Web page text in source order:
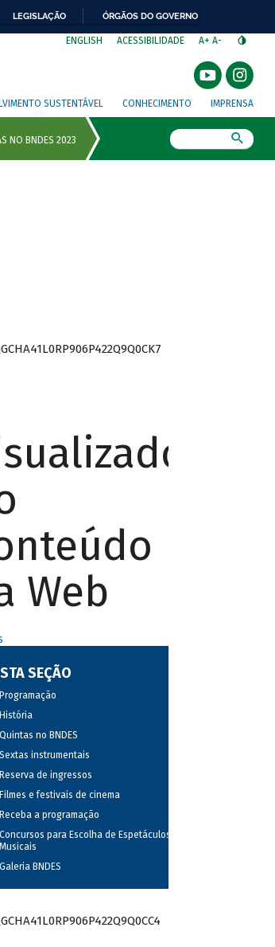
LEGISLAÇÃO ÓRGÃOS DO GOVERNO
ENGLISH ACESSIBILIDADE A+ A-
SUSTENTÁVEL CONHECIMENTO IMPRENSA
Web
SEÇÃO
Programação
História
Quintas no BNDES
Sextas instrumentais
Reserva de ingressos
Filmes e festivais de cinema
Receba a programação
Concursos para Escolha de Espetáculos
Musicais
Galeria BNDES